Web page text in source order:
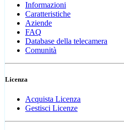
Informazioni
Caratteristiche
Aziende
FAQ
Database della telecamera
Comunità
Licenza
Acquista Licenza
Gestisci Licenze